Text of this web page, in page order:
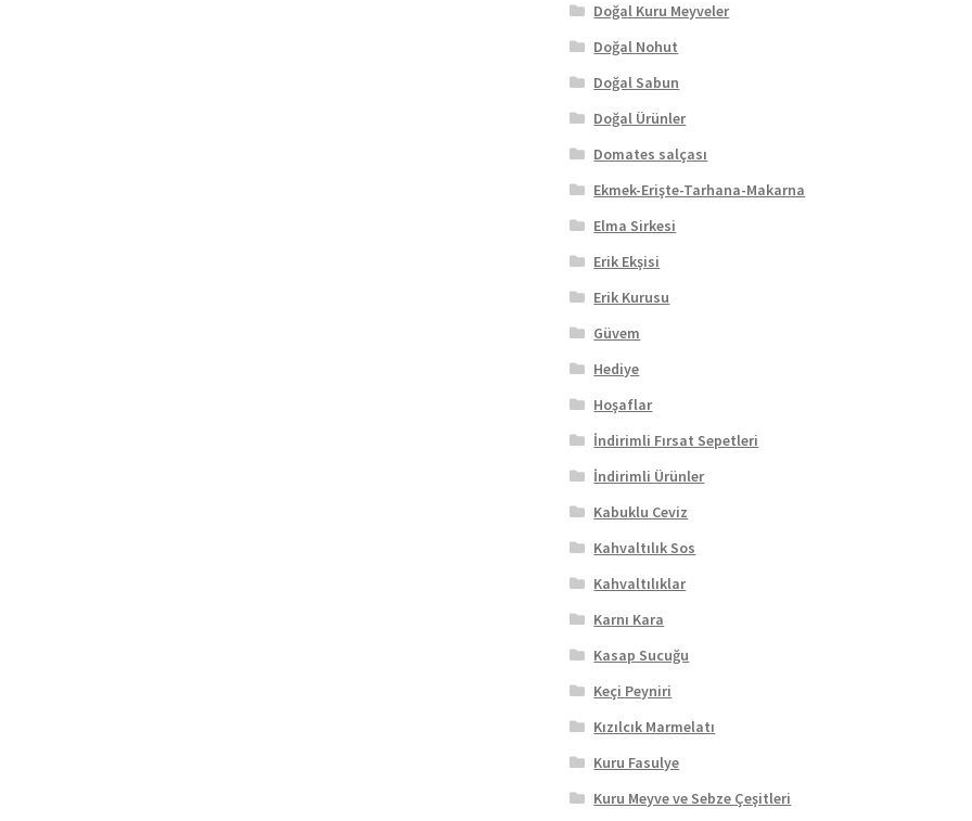
Doğal Kuru Meyveler
Doğal Nohut
Doğal Sabun
Doğal Ürünler
Domates salçası
Ekmek-Erişte-Tarhana-Makarna
Elma Sirkesi
Erik Ekşisi
Erik Kurusu
Güvem
Hediye
Hoşaflar
İndirimli Fırsat Sepetleri
İndirimli Ürünler
Kabuklu Ceviz
Kahvaltılık Sos
Kahvaltılıklar
Karnı Kara
Kasap Sucuğu
Keçi Peyniri
Kızılcık Marmelatı
Kuru Fasulye
Kuru Meyve ve Sebze Çeşitleri